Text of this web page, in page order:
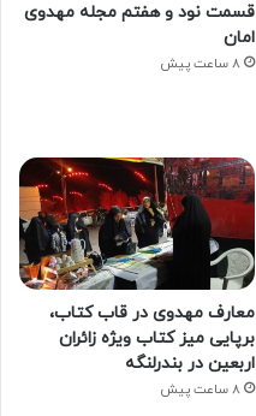
قسمت نود و هفتم مجله مهدوی
امان
8 ساعت پیش
معارف مهدوی در قاب کتاب،
برپایی میز کتاب ویژه زائران
اربعین در بندرلنگه
8 ساعت پیش